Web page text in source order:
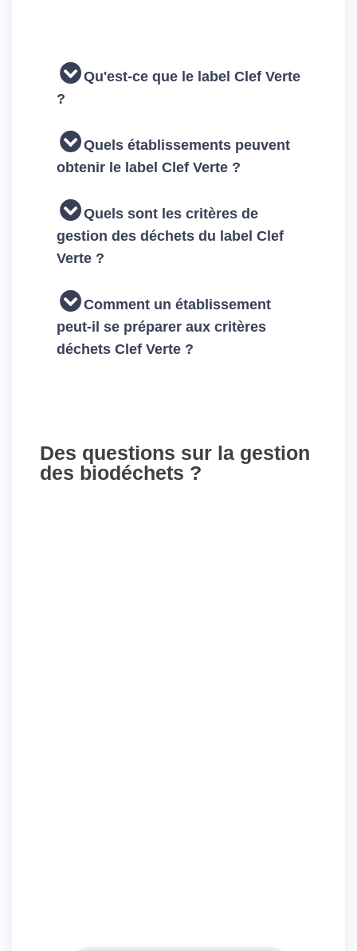
Qu'est-ce que le label Clef Verte
?
Quels établissements peuvent
obtenir le label Clef Verte ?
Quels sont les critères de
gestion des déchets du label Clef
Verte ?
Comment un établissement
peut-il se préparer aux critères
déchets Clef Verte ?
Des questions sur la gestion
des biodéchets ?